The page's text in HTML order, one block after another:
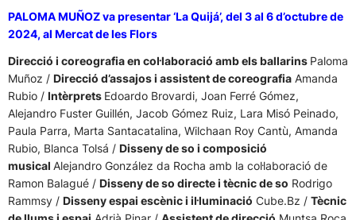
PALOMA MUÑOZ va presentar ‘La Quijá’, del 3 al 6 d’octubre de
2024, al Mercat de les Flors
Direcció i coreografia en col·laboració amb els ballarins Paloma
Muñoz / Direcció d’assajos i assistent de coreografia Amanda
Rubio / Intèrprets Edoardo Brovardi, Joan Ferré Gómez,
Alejandro Fuster Guillén, Jacob Gómez Ruiz, Lara Misó Peinado,
Paula Parra, Marta Santacatalina, Wilchaan Roy Cantù, Amanda
Rubio, Blanca Tolsá / Disseny de so i composició
musical Alejandro González da Rocha amb la col·laboració de
Ramon Balagué / Disseny de so directe i tècnic de so Rodrigo
Rammsy / Disseny espai escènic i il·luminació Cube.Bz / Tècnic